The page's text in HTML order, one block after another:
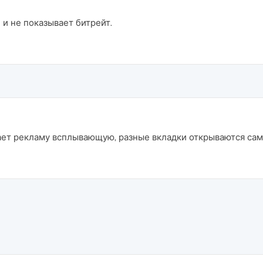
не показывает битрейт.
рекламу всплывающую, разные вкладки открываются